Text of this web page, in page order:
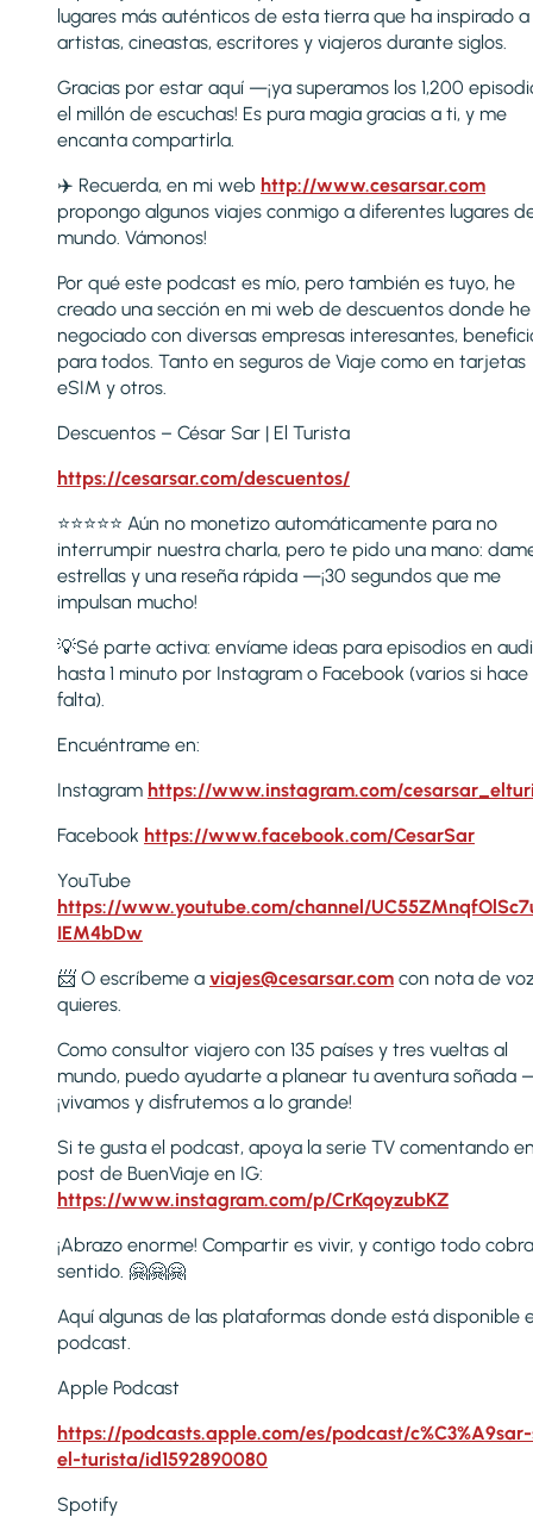
lugares más auténticos de esta tierra que ha inspirado a
artistas, cineastas, escritores y viajeros durante siglos.
Gracias por estar aquí —¡ya superamos los 1,200
el millón de escuchas! Es pura magia gracias a ti, y me
encanta compartirla.
✈️ Recuerda, en mi web http://www.cesarsar.com
propongo algunos viajes conmigo a diferentes lugares
mundo. Vámonos!
Por qué este podcast es mío, pero también es tuyo, he
creado una sección en mi web de descuentos donde he
negociado con diversas empresas interesantes,
para todos. Tanto en seguros de Viaje como en tarjetas
eSIM y otros.
Descuentos – César Sar | El Turista
https://cesarsar.com/descuentos/
⭐️⭐️⭐️⭐️⭐️ Aún no monetizo automáticamente para no
interrumpir nuestra charla, pero te pido una mano:
estrellas y una reseña rápida —¡30 segundos que me
impulsan mucho!
💡Sé parte activa: envíame ideas para episodios en
hasta 1 minuto por Instagram o Facebook (varios si hace
falta).
Encuéntrame en:
Instagram https://www.instagram.com/
Facebook https://www.facebook.com/CesarSar
YouTube
https://www.youtube.com/channel/
IEM4bDw
📨 O escríbeme a viajes@cesarsar.com con nota de
quieres.
Como consultor viajero con 135 países y tres vueltas al
mundo, puedo ayudarte a planear tu aventura soñada
¡vivamos y disfrutemos a lo grande!
Si te gusta el podcast, apoya la serie TV comentando
post de BuenViaje en IG:
https://www.instagram.com/p/CrKqoyzubKZ
¡Abrazo enorme! Compartir es vivir, y contigo todo cobra
sentido. 🤗🤗🤗
Aquí algunas de las plataformas donde está disponible
podcast.
Apple Podcast
https://podcasts.apple.com/es/podcast/
el-turista/id1592890080
Spotify